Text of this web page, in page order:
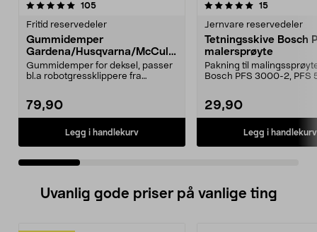
105anmeldelser
Fritid reservedeler
Gummidemper
Gardena/Husqvarna/McCullo
ch/Flymo
Gummidemper for deksel, passer
bl.a robotgressklippere fra
79,90
Legg i handlekurv
5.0 av 5 stjerner 15anmeldelser
Jernvare reservedeler
Tetningsskive Bosch
malersprøyte
Pakning til
Bosch PFS 3000-2, PFS
29,90
Legg i handlekurv
4.5 av 5 stjerner
Uvanlig gode priser på vanlige ting